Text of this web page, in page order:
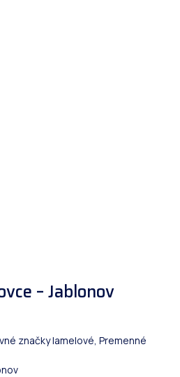
– Jablonov
značky lamelové, Premenné